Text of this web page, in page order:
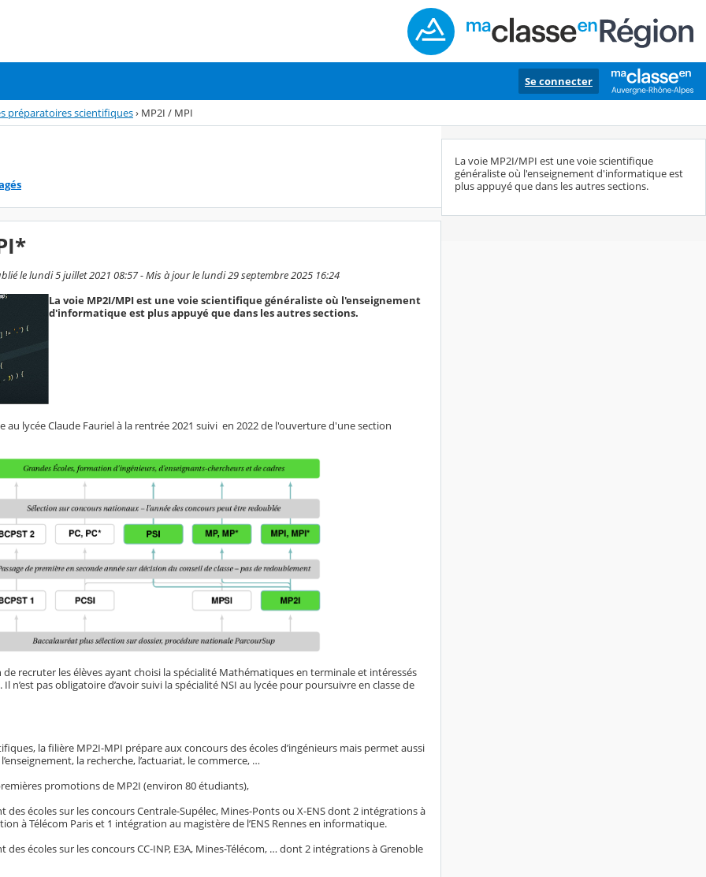
Se connecter
préparatoires scientifiques› MP2I / MPI
le lundi 5 juillet 2021 08:57 - Mis à jour le lundi 29 septembre 2025 16:24
La voie MP2I/MPI est une voie scientifique généraliste où l'enseignement
d'informatique est plus appuyé que dans les autres sections.
au lycée Claude Fauriel à la rentrée 2021 suivi en 2022 de l'ouverture d'une section
recruter les élèves ayant choisi la spécialité Mathématiques en terminale et intéressés
n’est pas obligatoire d’avoir suivi la spécialité NSI au lycée pour poursuivre en classe de
la filière MP2I-MPI prépare aux concours des écoles d’ingénieurs mais permet aussi
la recherche, l’actuariat, le commerce, …
promotions de MP2I (environ 80 étudiants),
des écoles sur les concours Centrale-Supélec, Mines-Ponts ou X-ENS dont 2 intégrations à
à Télécom Paris et 1 intégration au magistère de l’ENS Rennes en informatique.
des écoles sur les concours CC-INP, E3A, Mines-Télécom, … dont 2 intégrations à Grenoble
La voie MP2I/MPI est une voie scientifique
généraliste où l'enseignement d'informatique est
plus appuyé que dans les autres sections.